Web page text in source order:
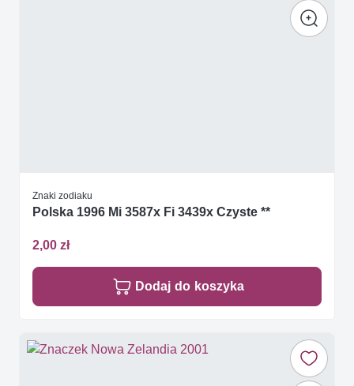
Znaki zodiaku
Polska 1996 Mi 3587x Fi 3439x Czyste **
2,00 zł
Dodaj do koszyka